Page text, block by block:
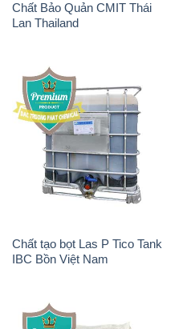
Chất Bảo Quản CMIT Thái
Lan Thailand
Chất tạo bọt Las P Tico Tank
IBC Bồn Việt Nam